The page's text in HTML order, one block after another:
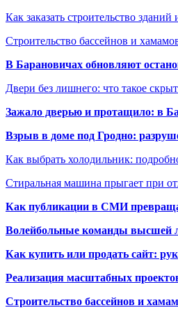
Как заказать строительство
Строительство бассейнов и
В Барановичах обновляют
Двери без лишнего: что такое
Зажало дверью и протащило: в
Взрыв в доме под Гродно:
Как выбрать холодильник:
Стиральная машина прыгает при
Как публикации в СМИ
Волейбольные команды высшей
Как купить или продать сайт:
Реализация масштабных
Строительство бассейнов и